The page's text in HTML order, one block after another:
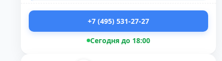
+7 (495) 531-27-27
Сегодня до 18:00